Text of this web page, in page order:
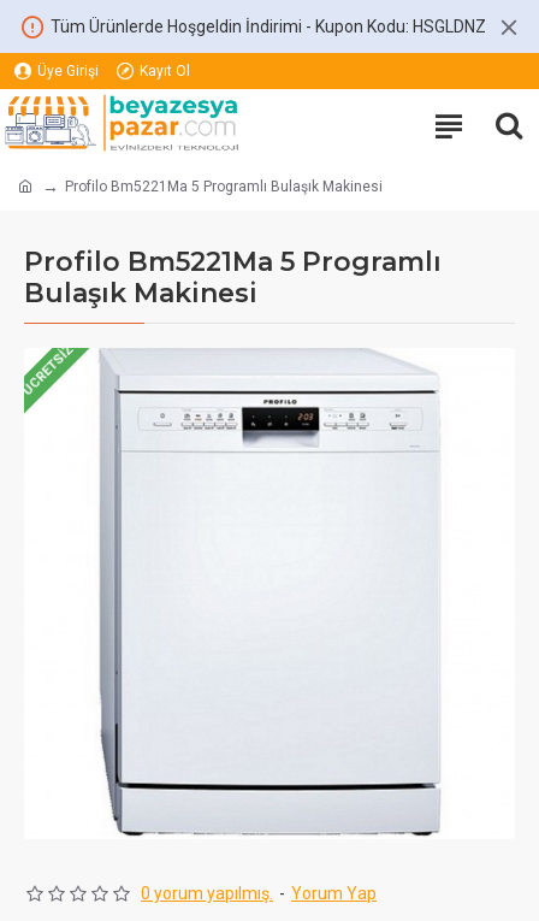
Tüm Ürünlerde Hoşgeldin İndirimi - Kupon Kodu: HSGLDNZ
Üye Girişi Kayıt Ol
Profilo Bm5221Ma 5 Programlı Bulaşık Makinesi
Profilo Bm5221Ma 5 Programlı
Bulaşık Makinesi
ÜCRETSIZ
0 yorum yapılmış. - Yorum Yap